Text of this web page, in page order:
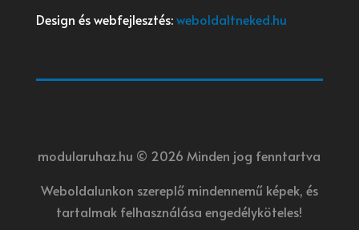
Design és webfejlesztés:weboldaltneked.hu
modularuhaz.hu © 2026 Minden jog fenntartva
Weboldalunkon szereplő mindennemű képek, és
tartalmak felhasználása engedélyköteles!